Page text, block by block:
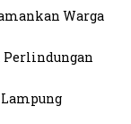
Warga
Perlindungan